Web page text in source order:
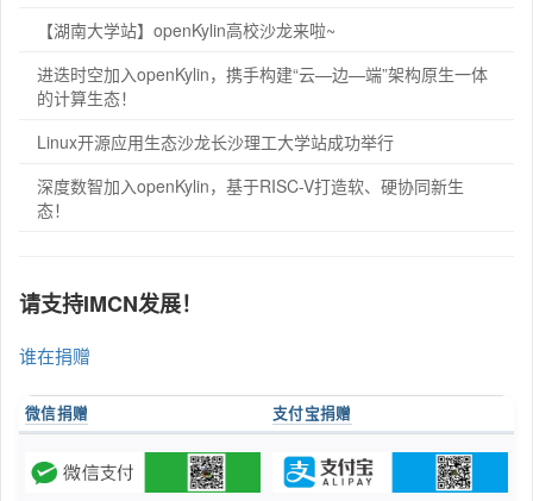
【湖南大学站】openKylin高校沙龙来啦~
进迭时空加入openKylin，携手构建“云—边—端”架构原生一体
的计算生态！
Linux开源应用生态沙龙长沙理工大学站成功举行
深度数智加入openKylin，基于RISC-V打造软、硬协同新生
态！
请支持IMCN发展！
谁在捐赠
微信捐赠 支付宝捐赠